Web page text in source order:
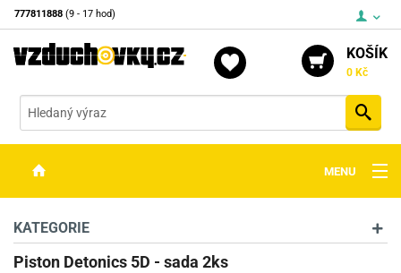
777811888 (9 - 17 hod)
KOŠÍK
0 Kč
MENU
KATEGORIE
Piston Detonics 5D - sada 2ks